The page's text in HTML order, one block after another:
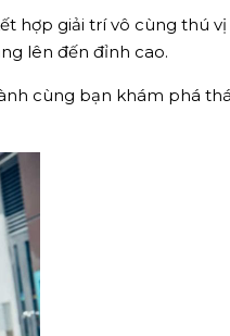
hợp giải trí vô cùng thú
lên đến đỉnh cao.
cùng bạn khám phá